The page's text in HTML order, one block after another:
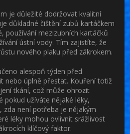
je důležité dodržovat kvalitní
důkladné čištění zubů kartáčkem
používání mezizubních kartáčků
ústní vody. Tím zajistíte, že
nového plaku před zákrokem.
alespoň týden před
nebo úplně přestat. Kouření totiž
tkání, což může ohrozit
pokud užíváte nějaké léky,
zda není potřeba je nějakým
léky mohou ovlivnit srážlivost
klíčový faktor.